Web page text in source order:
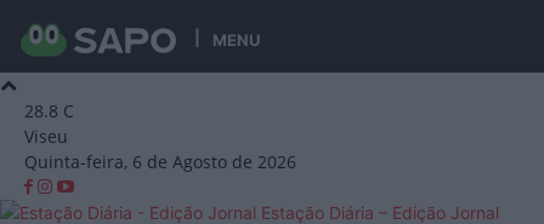
MENU
28.8 C
Viseu
Quinta-feira, 6 de Agosto de 2026
Estação Diária – Edição Jornal